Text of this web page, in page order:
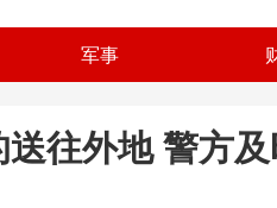
军事
往外地 警方